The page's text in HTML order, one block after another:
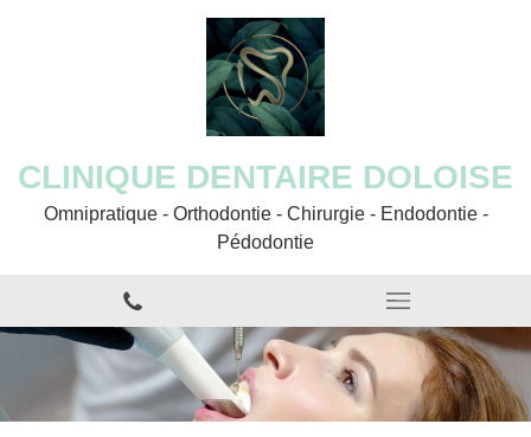
CLINIQUE DENTAIRE DOLOISE
Omnipratique - Orthodontie - Chirurgie - Endodontie -
Pédodontie